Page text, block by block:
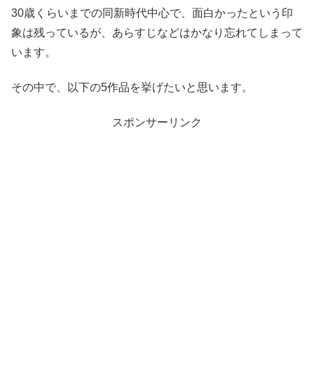
30歳くらいまでの同新時代中心で、面白かったという印
象は残っているが、あらすじなどはかなり忘れてしまって
います。
その中で、以下の5作品を挙げたいと思います。
スポンサーリンク